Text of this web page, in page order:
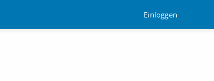
Einloggen